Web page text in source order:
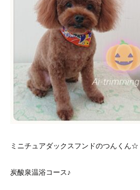
ミニチュアダックスフンドのつんくん☆
炭酸泉温浴コース♪